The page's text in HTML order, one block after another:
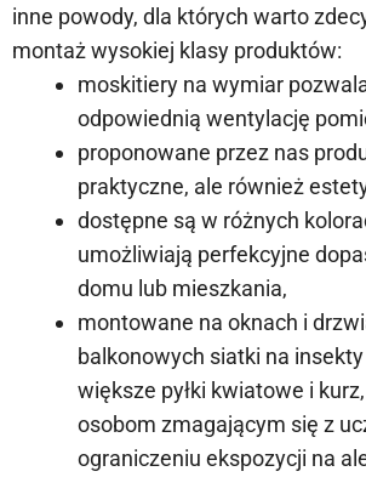
inne powody, dla których warto
montaż wysokiej klasy produktów:
moskitiery na wymiar
odpowiednią wentylację
proponowane przez nas
praktyczne, ale również
dostępne są w różnych
umożliwiają perfekcyjne
domu lub mieszkania,
montowane na oknach i
balkonowych siatki na
większe pyłki kwiatowe i
osobom zmagającym się z
ograniczeniu ekspozycji na